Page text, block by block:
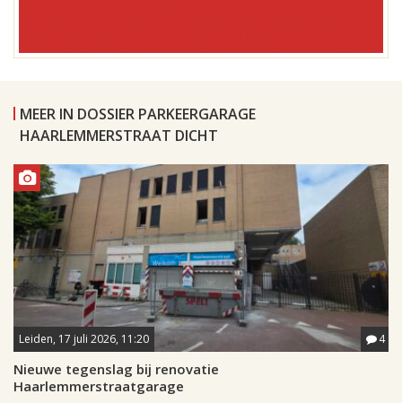
MEER IN DOSSIER PARKEERGARAGE
HAARLEMMERSTRAAT DICHT
Leiden, 17 juli 2026, 11:20 4
Nieuwe tegenslag bij renovatie
Haarlemmerstraatgarage